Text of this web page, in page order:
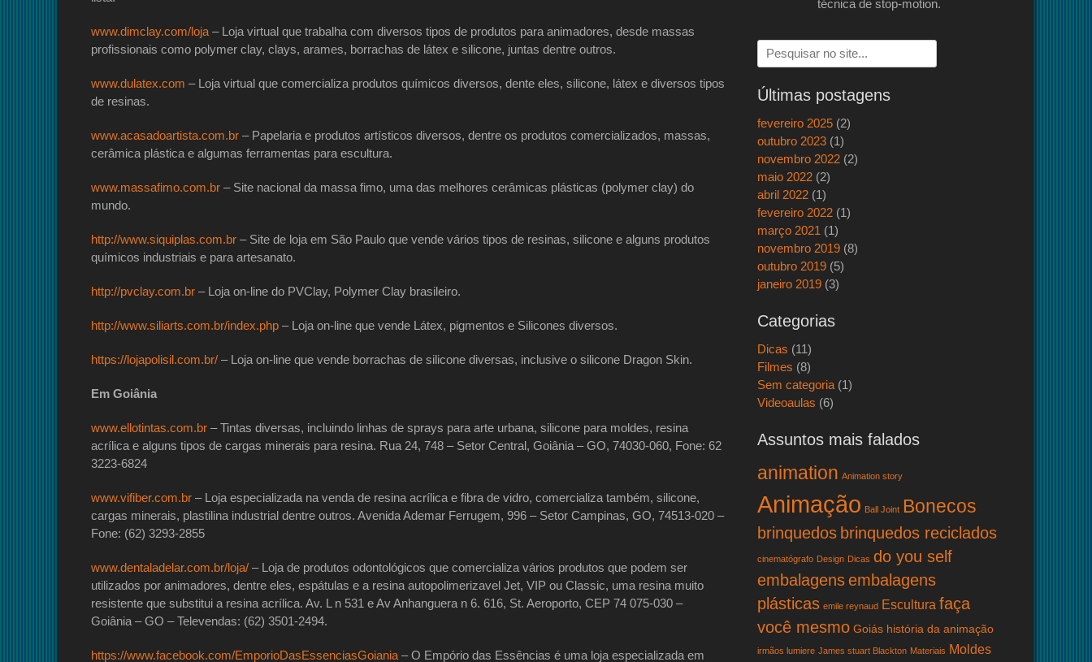
www.dimclay.com/loja – Loja virtual que trabalha com diversos tipos de produtos para animadores, desde massas
profissionais como polymer clay, clays, arames, borrachas de látex e silicone, juntas dentre outros.
www.dulatex.com – Loja virtual que comercializa produtos químicos diversos, dente eles, silicone, látex e diversos tipos
de resinas.
www.acasadoartista.com.br – Papelaria e produtos artísticos diversos, dentre os produtos comercializados, massas,
cerâmica plástica e algumas ferramentas para escultura.
www.massafimo.com.br – Site nacional da massa fimo, uma das melhores cerâmicas plásticas (polymer clay) do
mundo.
http://www.siquiplas.com.br – Site de loja em São Paulo que vende vários tipos de resinas, silicone e alguns produtos
químicos industriais e para artesanato.
http://pvclay.com.br – Loja on-line do PVClay, Polymer Clay brasileiro.
http://www.siliarts.com.br/index.php – Loja on-line que vende Látex, pigmentos e Silicones diversos.
https://lojapolisil.com.br/ – Loja on-line que vende borrachas de silicone diversas, inclusive o silicone Dragon Skin.
Em Goiânia
www.ellotintas.com.br – Tintas diversas, incluindo linhas de sprays para arte urbana, silicone para moldes, resina
acrílica e alguns tipos de cargas minerais para resina. Rua 24, 748 – Setor Central, Goiânia – GO, 74030-060, Fone: 62
3223-6824
www.vifiber.com.br – Loja especializada na venda de resina acrílica e fibra de vidro, comercializa também, silicone,
cargas minerais, plastilina industrial dentre outros. Avenida Ademar Ferrugem, 996 – Setor Campinas, GO, 74513-020 –
Fone: (62) 3293-2855
www.dentaladelar.com.br/loja/ – Loja de produtos odontológicos que comercializa vários produtos que podem ser
utilizados por animadores, dentre eles, espátulas e a resina autopolimerizavel Jet, VIP ou Classic, uma resina muito
resistente que substitui a resina acrílica. Av. L n 531 e Av Anhanguera n 6. 616, St. Aeroporto, CEP 74 075-030 –
Goiânia – GO – Televendas: (62) 3501-2494.
https://www.facebook.com/EmporioDasEssenciasGoiania – O Empório das Essências é uma loja especializada em
técnica de stop-motion.
Pesquisar
por:
Últimas postagens
fevereiro 2025 (2)
outubro 2023 (1)
novembro 2022 (2)
maio 2022 (2)
abril 2022 (1)
fevereiro 2022 (1)
março 2021 (1)
novembro 2019 (8)
outubro 2019 (5)
janeiro 2019 (3)
Categorias
Dicas (11)
Filmes (8)
Sem categoria (1)
Videoaulas (6)
Assuntos mais falados
animation Animation story
Animação Ball Joint Bonecos
brinquedos brinquedos reciclados
cinematógrafo Design Dicas do you self
embalagensembalagens
plásticas emile reynaud Escultura faça
você mesmo Goiás história da animação
irmãos lumiere James stuart Blackton Materiais Moldes